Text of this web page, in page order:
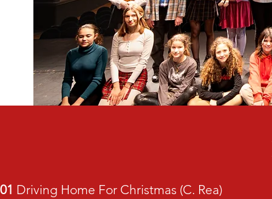
01 Driving Home For Christmas (C. Rea)